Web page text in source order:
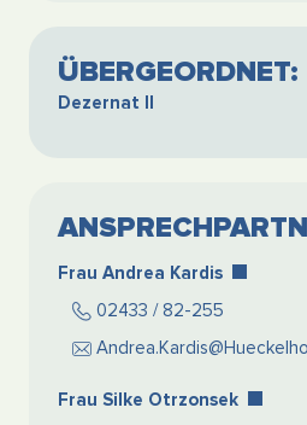
ÜBERGEORDNET:
Dezernat II
Frau Andrea Kardis
02433 / 82-255
Frau Silke Otrzonsek